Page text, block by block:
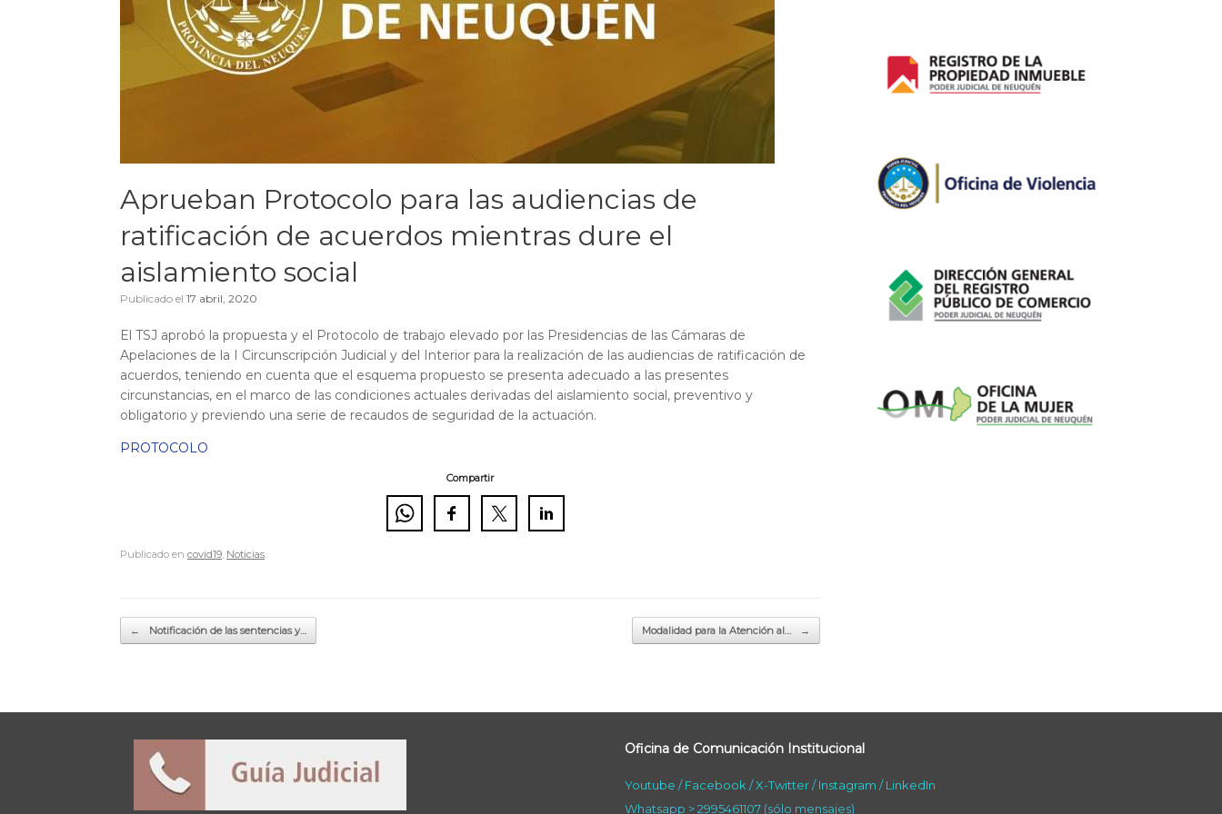
Aprueban Protocolo para las audiencias de
ratificación de acuerdos mientras dure el
aislamiento social
Publicado el 17 abril, 2020
El TSJ aprobó la propuesta y el Protocolo de trabajo elevado por las Presidencias de las Cámaras de
Apelaciones de la I Circunscripción Judicial y del Interior para la realización de las audiencias de ratificación de
acuerdos, teniendo en cuenta que el esquema propuesto se presenta adecuado a las presentes
circunstancias, en el marco de las condiciones actuales derivadas del aislamiento social, preventivo y
obligatorio y previendo una serie de recaudos de seguridad de la actuación.
PROTOCOLO
Compartir
Publicado en covid19 Noticias
Navegador de artículos
← Notificación de las sentencias y… Modalidad para la Atención al… →
Oficina de Comunicación Institucional
Youtube /Facebook /X-Twitter/Instagram /LinkedIn
Whatsapp > 2995461107 (sólo mensajes)